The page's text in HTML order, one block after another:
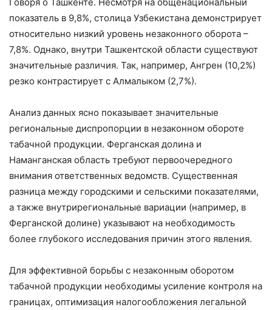
показатель в 9,8%, столица Узбекистана демонстрирует
относительно низкий уровень незаконного оборота –
7,8%. Однако, внутри Ташкентской области существуют
значительные различия. Так, например, Ангрен (10,2%)
резко контрастирует с Алмалыком (2,7%).
Анализ данных ясно показывает значительные
региональные диспропорции в незаконном обороте
табачной продукции. Ферганская долина и
Наманганская область требуют первоочередного
внимания ответственных ведомств. Существенная
разница между городскими и сельскими показателями,
а также внутрирегиональные вариации (например, в
Ферганской долине) указывают на необходимость
более глубокого исследования причин этого явления.
Для эффективной борьбы с незаконным оборотом
табачной продукции необходимы усиление контроля на
границах, оптимизация налогообложения легальной